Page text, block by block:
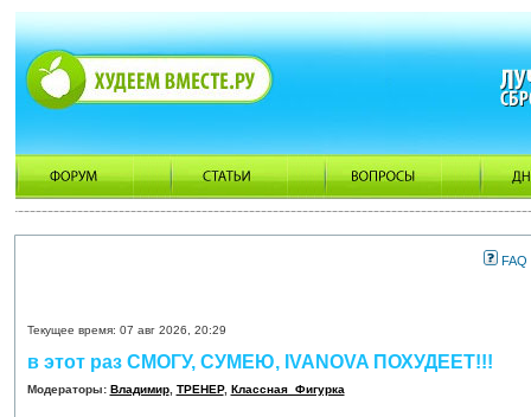
FAQ
Текущее время: 07 авг 2026, 20:29
в этот раз СМОГУ, СУМЕЮ, IVANOVA ПОХУДЕЕТ!!!
Модераторы: Владимир, ТРЕНЕР, Классная_Фигурка